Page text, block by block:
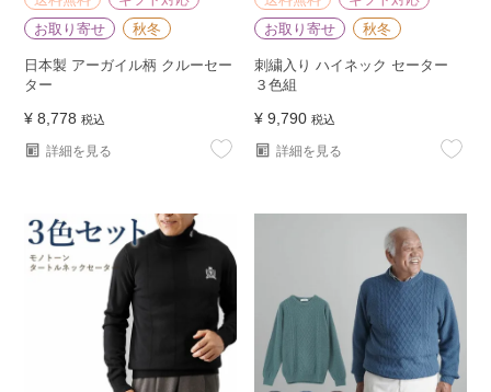
お取り寄せ
秋冬
日本製 アーガイル柄 クルーセー
ター
¥ 8,778 税込
詳細を見る
お取り寄せ
秋冬
刺繍入り ハイネック セーター
３色組
¥ 9,790 税込
詳細を見る